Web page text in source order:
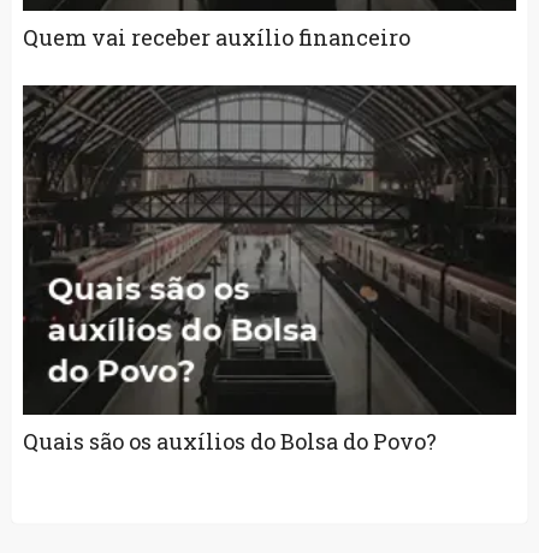
Quem vai receber auxílio financeiro
Quais são os auxílios do Bolsa do Povo?